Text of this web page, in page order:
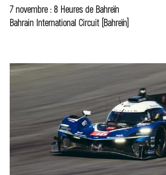
7 novembre : 8 Heures de Bahreïn
Bahrain International Circuit (Bahreïn)